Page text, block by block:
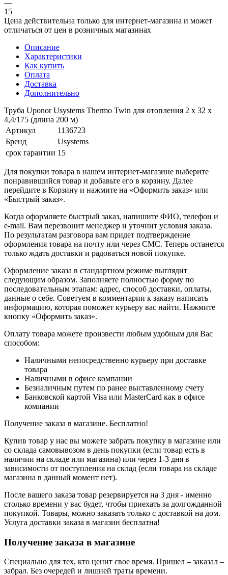
—
15
Цена действительна только для интернет-магазина и может
отличаться от цен в розничных магазинах
Описание
Характеристики
Как купить
Оплата
Доставка
Дополнительно
Труба Uponor Usystems Thermo Twin для отопления 2 x 32 x
4,4/175 (длина 200 м)
Артикул
1136723
Бренд
Usystems
срок гарантии 15
Для покупки товара в нашем интернет-магазине выберите
понравившийся товар и добавьте его в корзину. Далее
перейдите в Корзину и нажмите на «Оформить заказ» или
«Быстрый заказ».
Когда оформляете быстрый заказ, напишите ФИО, телефон и
e-mail. Вам перезвонит менеджер и уточнит условия заказа.
По результатам разговора вам придет подтверждение
оформления товара на почту или через СМС. Теперь останется
только ждать доставки и радоваться новой покупке.
Оформление заказа в стандартном режиме выглядит
следующим образом. Заполняете полностью форму по
последовательным этапам: адрес, способ доставки, оплаты,
данные о себе. Советуем в комментарии к заказу написать
информацию, которая поможет курьеру вас найти. Нажмите
кнопку «Оформить заказ».
Оплату товара можете произвести любым удобным для Вас
способом:
Наличными непосредственно курьеру при доставке
товара
Наличными в офисе компании
Безналичным путем по ранее выставленному счету
Банковской картой Visa или MasterCard как в офисе
компании
Получение заказа в магазине. Бесплатно!
Купив товар у нас вы можете забрать покупку в магазине или
со склада самовывозом в день покупки (если товар есть в
наличии на складе или магазина) или через 1-3 дня в
зависимости от поступления на склад (если товара на складе
магазина в данный момент нет).
После вашего заказа товар резервируется на 3 дня - именно
столько времени у вас будет, чтобы приехать за долгожданной
покупкой. Товары, можно заказать только с доставкой на дом.
Услуга доставки заказа в магазин бесплатна!
Получение заказа в магазине
Специально для тех, кто ценит свое время. Пришел – заказал –
забрал. Без очередей и лишней траты времени.